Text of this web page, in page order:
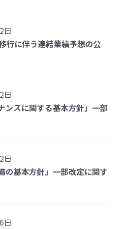
日
行に伴う連結業績予想の公
日
ンスに関する基本方針」一部
日
の基本方針」一部改定に関す
日